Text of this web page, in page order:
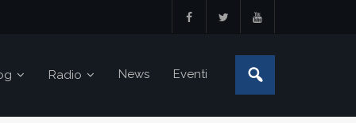
Radio News Eventi